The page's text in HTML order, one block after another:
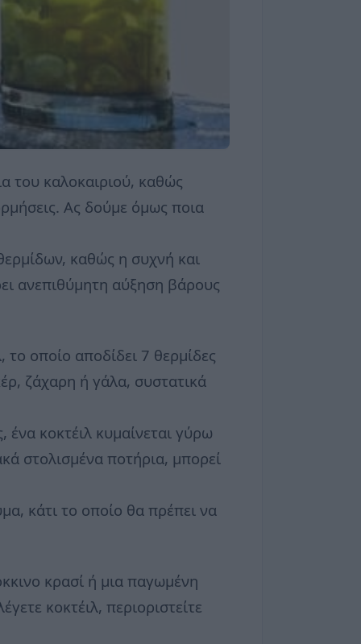
του καλοκαιριού, καθώς
Ας δούμε όμως ποια
καθώς η συχνή και
ανεπιθύμητη αύξηση βάρους
οποίο αποδίδει 7 θερμίδες
ζάχαρη ή γάλα, συστατικά
κοκτέιλ κυμαίνεται γύρω
στολισμένα ποτήρια, μπορεί
κάτι το οποίο θα πρέπει να
κρασί ή μια παγωμένη
κοκτέιλ, περιοριστείτε